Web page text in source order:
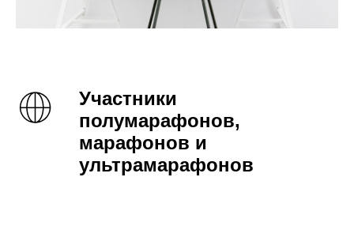
Участники
полумарафонов,
марафонов и
ультрамарафонов